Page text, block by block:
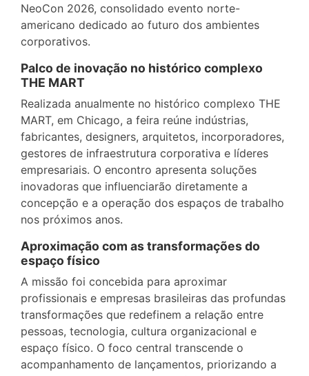
NeoCon 2026, consolidado evento norte-
americano dedicado ao futuro dos ambientes
corporativos.
Palco de inovação no histórico complexo
THE MART
Realizada anualmente no histórico complexo THE
MART, em Chicago, a feira reúne indústrias,
fabricantes, designers, arquitetos, incorporadores,
gestores de infraestrutura corporativa e líderes
empresariais. O encontro apresenta soluções
inovadoras que influenciarão diretamente a
concepção e a operação dos espaços de trabalho
nos próximos anos.
Aproximação com as transformações do
espaço físico
A missão foi concebida para aproximar
profissionais e empresas brasileiras das profundas
transformações que redefinem a relação entre
pessoas, tecnologia, cultura organizacional e
espaço físico. O foco central transcende o
acompanhamento de lançamentos, priorizando a